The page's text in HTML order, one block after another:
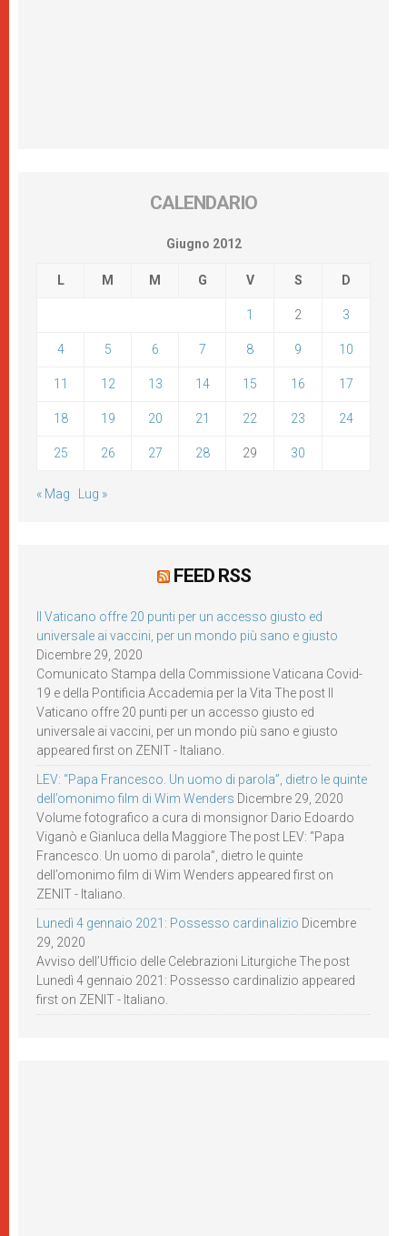
CALENDARIO
Giugno 2012
L M M G V S D
1 2 3
4 5 6 7 8 9 10
11 12 13 14 15 16 17
18 19 20 21 22 23 24
25 26 27 28 29 30
« Mag Lug »
FEED RSS
Il Vaticano offre 20 punti per un accesso giusto ed
universale ai vaccini, per un mondo più sano e giusto
Dicembre 29, 2020
Comunicato Stampa della Commissione Vaticana Covid-
19 e della Pontificia Accademia per la Vita The post Il
Vaticano offre 20 punti per un accesso giusto ed
universale ai vaccini, per un mondo più sano e giusto
appeared first on ZENIT - Italiano.
LEV: “Papa Francesco. Un uomo di parola”, dietro le quinte
dell’omonimo film di Wim Wenders Dicembre 29, 2020
Volume fotografico a cura di monsignor Dario Edoardo
Viganò e Gianluca della Maggiore The post LEV: “Papa
Francesco. Un uomo di parola”, dietro le quinte
dell’omonimo film di Wim Wenders appeared first on
ZENIT - Italiano.
Lunedì 4 gennaio 2021: Possesso cardinalizio Dicembre
29, 2020
Avviso dell’Ufficio delle Celebrazioni Liturgiche The post
Lunedì 4 gennaio 2021: Possesso cardinalizio appeared
first on ZENIT - Italiano.